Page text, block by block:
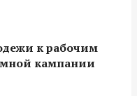
к рабочим
кампании